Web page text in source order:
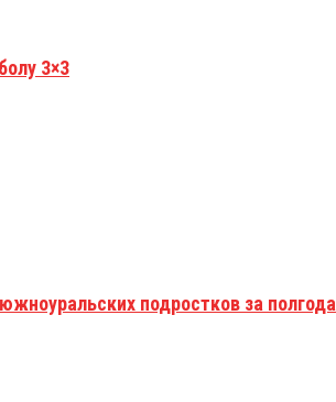
3×3
подростков за полгода